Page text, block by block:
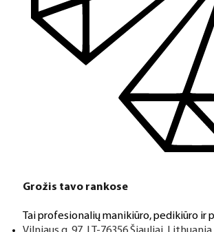
Grožis tavo rankose
Tai profesionalių manikiūro, pedikiūro